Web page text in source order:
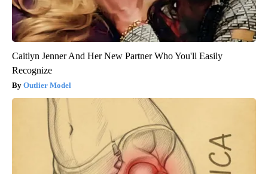
Caitlyn Jenner And Her New Partner Who You'll Easily
Recognize
Outlier Model